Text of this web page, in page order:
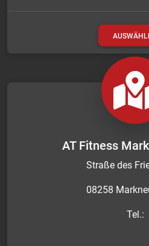
AT Fitness
Straße des
08258
Tel.: